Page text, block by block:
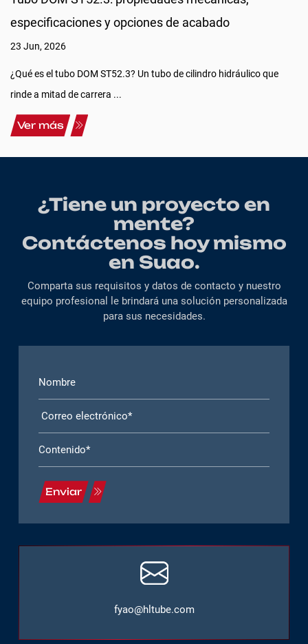
especificaciones y opciones de acabado
23 Jun, 2026
¿Qué es el tubo DOM ST52.3? Un tubo de cilindro hidráulico que
rinde a mitad de carrera ...
Ver más
¿Tiene un proyecto en
mente?
Contáctenos hoy mismo
en Suao.
Comparta sus requisitos y datos de contacto y nuestro
equipo profesional le brindará una solución personalizada
para sus necesidades.
Enviar
fyao@hltube.com